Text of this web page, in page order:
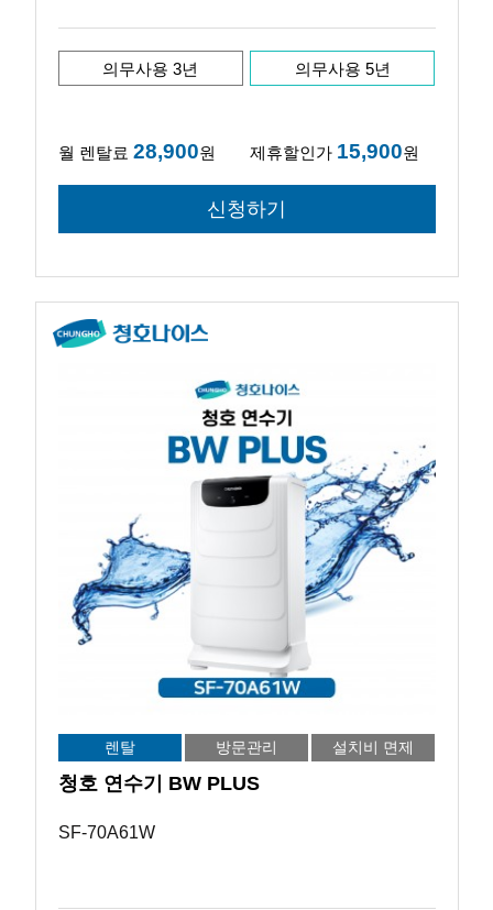
의무사용 3년 의무사용 5년
월 렌탈료 28,900원 제휴할인가 15,900원
렌탈 방문관리 설치비 면제
청호 연수기 BW PLUS
SF-70A61W